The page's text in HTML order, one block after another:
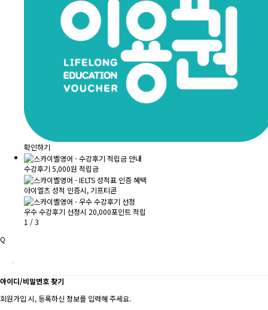
확인하기
수강후기 5,000원 적립금
아이엘츠 성적 인증시, 기프티콘
우수 수강후기 선정시 20,000포인트 적립
1 /3
Q
아이디/비밀번호 찾기
회원가입 시, 등록하신 정보를 입력해 주세요.